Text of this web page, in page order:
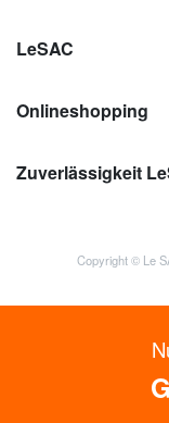
LeSAC
Onlineshopping
Zuverlässigkeit
Copyright © Le